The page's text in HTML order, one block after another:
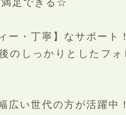
足できる☆
ー・丁寧】なサポート！
のしっかりとしたフォ
広い世代の方が活躍中！